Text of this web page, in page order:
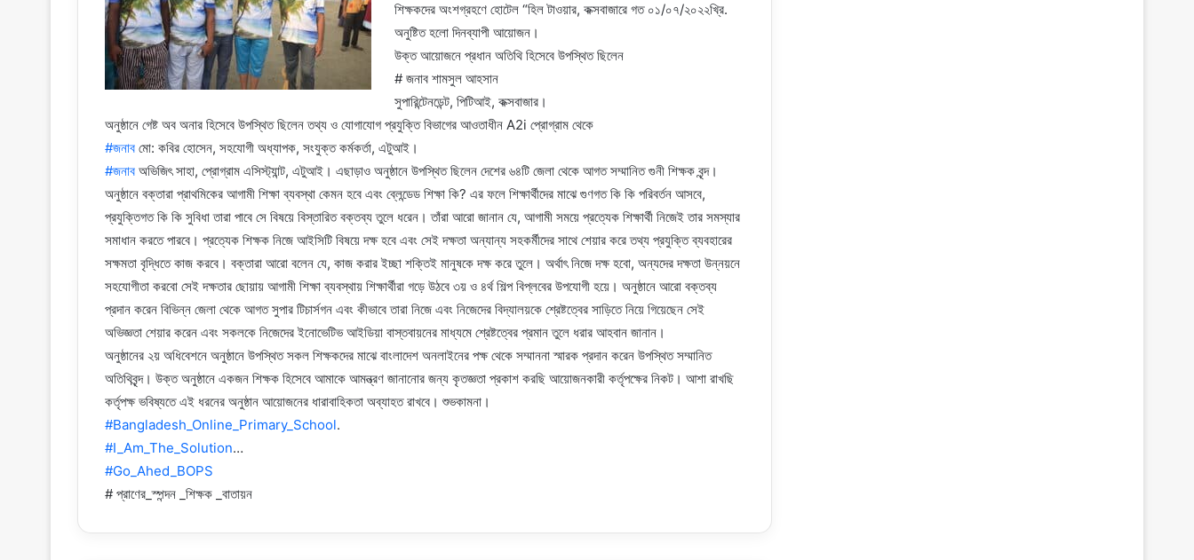
শিক্ষকদের অংশগ্রহণে হোটেল “হিল টাওয়ার, কক্সবাজারে গত ০১/০৭/২০২২খ্রি.
অনুষ্টিত হলো দিনব্যাপী আয়োজন।
উক্ত আয়োজনে প্রধান অতিথি হিসেবে উপস্থিত ছিলেন
# জনাব শামসুল আহসান
সুপারিন্টেনডেন্ট, পিটিআই, কক্সবাজার।
অনুষ্ঠানে গেষ্ট অব অনার হিসেবে উপস্থিত ছিলেন তথ্য ও যোগাযোগ প্রযুক্তি বিভাগের আওতাধীন A2i প্রোগ্রাম থেকে
#জনাব মো: কবির হোসেন, সহযোগী অধ্যাপক, সংযুক্ত কর্মকর্তা, এটুআই।
#জনাব অভিজিৎ সাহা, প্রোগ্রাম এসিস্ট্যান্ট, এটুআই। এছাড়াও অনুষ্ঠানে উপস্থিত ছিলেন দেশের ৬৪টি জেলা থেকে আগত সম্মানিত গুনী শিক্ষক বৃন্দ।
অনুষ্ঠানে বক্তারা প্রাথমিকের আগামী শিক্ষা ব্যবস্থা কেমন হবে এবং ব্লেন্ডেড শিক্ষা কি? এর ফলে শিক্ষার্থীদের মাঝে গুণগত কি কি পরিবর্তন আসবে,
প্রযুক্তিগত কি কি সুবিধা তারা পাবে সে বিষয়ে বিস্তারিত বক্তব্য তুলে ধরেন। তাঁরা আরো জানান যে, আগামী সময়ে প্রত্যেক শিক্ষার্থী নিজেই তার সমস্যার
সমাধান করতে পারবে। প্রত্যেক শিক্ষক নিজে আইসিটি বিষয়ে দক্ষ হবে এবং সেই দক্ষতা অন্যান্য সহকর্মীদের সাথে শেয়ার করে তথ্য প্রযুক্তি ব্যবহারের
সক্ষমতা বৃদ্ধিতে কাজ করবে। বক্তারা আরো বলেন যে, কাজ করার ইচ্ছা শক্তিই মানুষকে দক্ষ করে তুলে। অর্থাৎ নিজে দক্ষ হবো, অন্যদের দক্ষতা উন্নয়নে
সহযোগীতা করবো সেই দক্ষতার ছোয়ায় আগামী শিক্ষা ব্যবস্থায় শিক্ষার্থীরা গড়ে উঠবে ৩য় ও ৪র্থ শিল্প বিপ্লবের উপযোগী হয়ে। অনুষ্ঠানে আরো বক্তব্য
প্রদান করেন বিভিন্ন জেলা থেকে আগত সুপার টিচার্সগন এবং কীভাবে তারা নিজে এবং নিজেদের বিদ্যালয়কে শ্রেষ্টত্বের সাড়িতে নিয়ে গিয়েছেন সেই
অভিজ্ঞতা শেয়ার করেন এবং সকলকে নিজেদের ইনোভেটিভ আইডিয়া বাস্তবায়নের মাধ্যমে শ্রেষ্টত্বের প্রমান তুলে ধরার আহবান জানান।
অনুষ্ঠানের ২য় অধিবেশনে অনুষ্ঠানে উপস্থিত সকল শিক্ষকদের মাঝে বাংলাদেশ অনলাইনের পক্ষ থেকে সম্মাননা স্মারক প্রদান করেন উপস্থিত সম্মানিত
অতিথিবৃন্দ। উক্ত অনুষ্ঠানে একজন শিক্ষক হিসেবে আমাকে আমন্ত্রণ জানানোর জন্য কৃতজ্ঞতা প্রকাশ করছি আয়োজনকারী কর্তৃপক্ষের নিকট। আশা রাখছি
কর্তৃপক্ষ ভবিষ্যতে এই ধরনের অনুষ্ঠান আয়োজনের ধারাবাহিকতা অব্যাহত রাখবে। শুভকামনা।
#Bangladesh_Online_Primary_School.
#I_Am_The_Solution…
#Go_Ahed_BOPS
# প্রাণের_স্পন্দন _শিক্ষক _বাতায়ন